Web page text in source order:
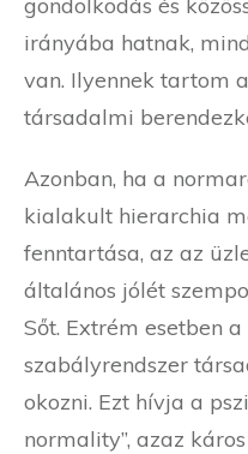
irányába hatnak,
van. Ilyennek tartom
társadalmi
Azonban, ha a
kialakult hierarchia
fenntartása, az az
általános jólét
Sőt. Extrém esetben
szabályrendszer
okozni. Ezt hívja a
normality”, azaz